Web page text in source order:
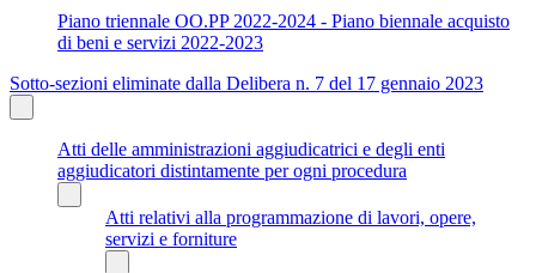
Piano triennale OO.PP 2022-2024 - Piano biennale acquisto
di beni e servizi 2022-2023
Sotto-sezioni eliminate dalla Delibera n. 7 del 17 gennaio 2023
Atti delle amministrazioni aggiudicatrici e degli enti
aggiudicatori distintamente per ogni procedura
Atti relativi alla programmazione di lavori, opere,
servizi e forniture